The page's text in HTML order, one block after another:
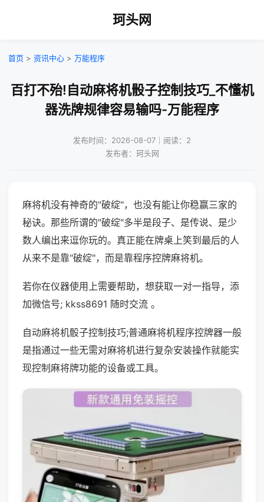
珂头网
首页 > 资讯中心 > 万能程序
百打不殆!自动麻将机骰子控制技巧_不懂机
器洗牌规律容易输吗-万能程序
发布时间：2026-08-07｜阅读：2
发布者：珂头网
麻将机没有神奇的"破绽"，也没有能让你稳赢三家的
秘诀。那些所谓的"破绽"多半是段子、是传说、是少
数人编出来逗你玩的。真正能在牌桌上笑到最后的人
从来不是靠"破绽"，而是靠程序控牌麻将机。
若你在仪器使用上需要帮助，想获取一对一指导，添
加微信号; kkss8691 随时交流 。
自动麻将机骰子控制技巧;普通麻将机程序控牌器一般
是指通过一些无需对麻将机进行复杂安装操作就能实
现控制麻将牌功能的设备或工具。